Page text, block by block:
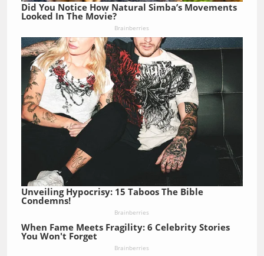
Did You Notice How Natural Simba’s Movements
Looked In The Movie?
Brainberries
Unveiling Hypocrisy: 15 Taboos The Bible
Condemns!
Brainberries
When Fame Meets Fragility: 6 Celebrity Stories
You Won't Forget
Brainberries